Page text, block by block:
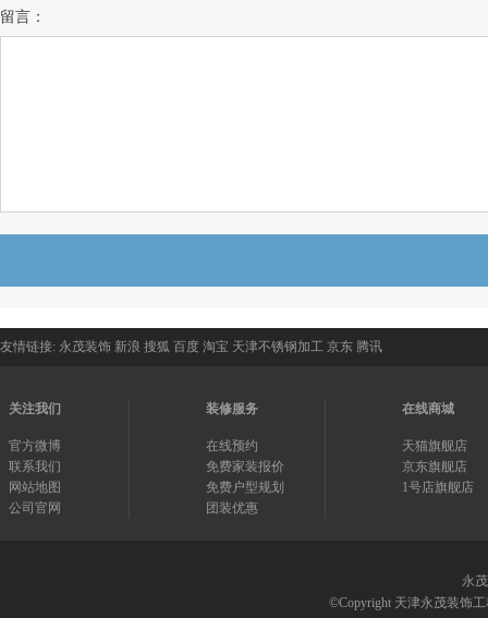
留言：
友情链接: 永茂装饰 新浪 搜狐 百度 淘宝 天津不锈钢加工 京东 腾讯
关注我们
官方微博
联系我们
网站地图
公司官网
装修服务
在线预约
免费家装报价
免费户型规划
团装优惠
在线商城
天猫旗舰店
京东旗舰店
1号店旗舰店
永
©Copyright 天津永茂装饰